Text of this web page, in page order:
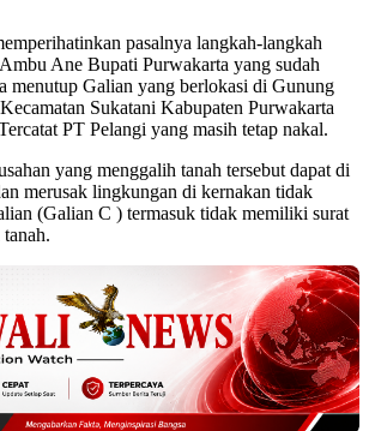
pasalnya langkah-langkah
Ane Bupati Purwakarta yang sudah
menutup Galian yang berlokasi di Gunung
Sukatani Kabupaten Purwakarta
PT Pelangi yang masih tetap nakal.
yang menggalih tanah tersebut dapat di
merusak lingkungan di kernakan tidak
(Galian C ) termasuk tidak memiliki surat